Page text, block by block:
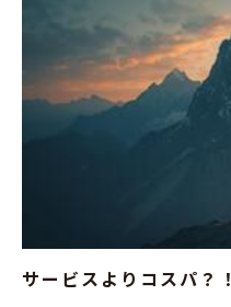
サービスよりコスパ？！